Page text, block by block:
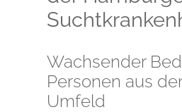
Wachsender
Personen aus
Umfeld